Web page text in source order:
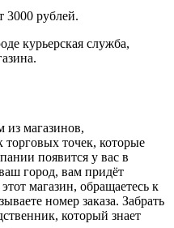
3000 рублей.
курьерская служба,
из магазинов,
точек, которые
появится у вас в
город, вам придёт
магазин, обращаетесь к
номер заказа. Забрать
который знает